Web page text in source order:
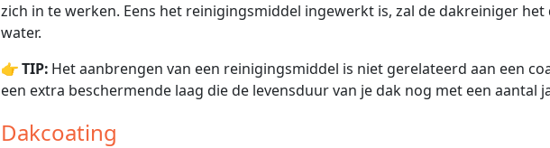
zich in te werken. Eens het reinigingsmiddel ingewerkt is, zal de dakreiniger
water.
👉TIP: Het aanbrengen van een reinigingsmiddel is niet gerelateerd aan een
een extra beschermende laag die de levensduur van je dak nog met een aantal
Dakcoating